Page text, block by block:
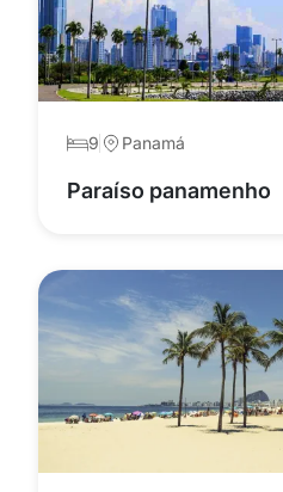
9 Panamá
Paraíso panamenho